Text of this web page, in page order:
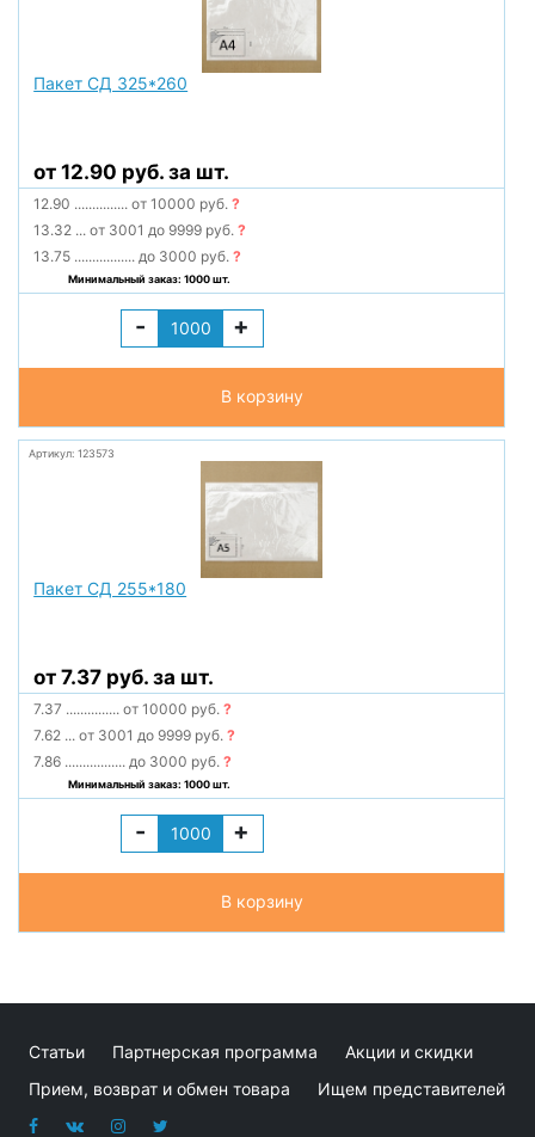
Пакет СД 325*260
от 12.90 руб. за шт.
12.90 ............... от 10000 руб.?
13.32 ... от 3001 до 9999 руб.?
13.75 ................. до 3000 руб.?
Минимальный заказ: 1000 шт.
- +
В корзину
Артикул: 123573
Пакет СД 255*180
от 7.37 руб. за шт.
7.37 ............... от 10000 руб.?
7.62 ... от 3001 до 9999 руб.?
7.86 ................. до 3000 руб.?
Минимальный заказ: 1000 шт.
- +
В корзину
Статьи Партнерская программа
Акции и скидки
Прием, возврат и обмен товара
Ищем представителей